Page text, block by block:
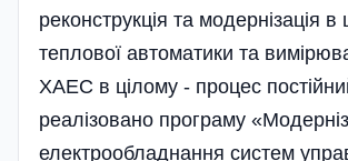
реконструкція та модернізація в
теплової автоматики та
ХАЕС в цілому - процес
реалізовано програму
електрообладнання систем